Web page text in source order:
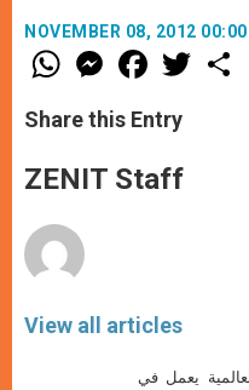
NOVEMBER 08, 2012 00:00
W
h
t
s
p
p
M
e
s
e
g
e
F
a
e
b
o
k
w
Share this Entry
ZENIT Staff
View all articles
يعمل في